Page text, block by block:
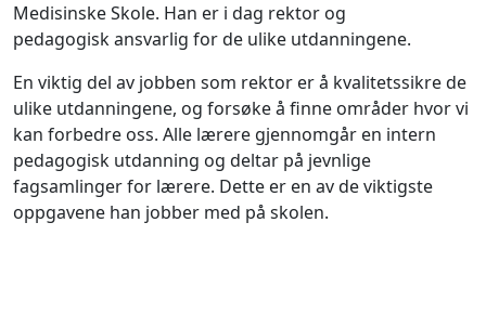
Medisinske Skole. Han er i dag rektor og
pedagogisk ansvarlig for de ulike utdanningene.
En viktig del av jobben som rektor er å kvalitetssikre de
ulike utdanningene, og forsøke å finne områder hvor vi
kan forbedre oss. Alle lærere gjennomgår en intern
pedagogisk utdanning og deltar på jevnlige
fagsamlinger for lærere. Dette er en av de viktigste
oppgavene han jobber med på skolen.